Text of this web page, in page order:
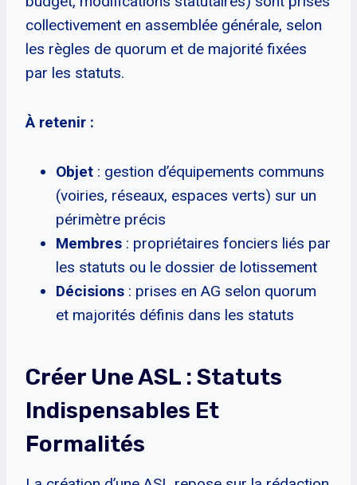
collectivement en assemblée générale, selon
les règles de quorum et de majorité fixées
par les statuts.
À retenir :
Objet : gestion d’équipements communs
(voiries, réseaux, espaces verts) sur un
périmètre précis
Membres : propriétaires fonciers liés par
les statuts ou le dossier de lotissement
Décisions : prises en AG selon quorum
et majorités définis dans les statuts
Créer Une ASL : Statuts
Indispensables Et
Formalités